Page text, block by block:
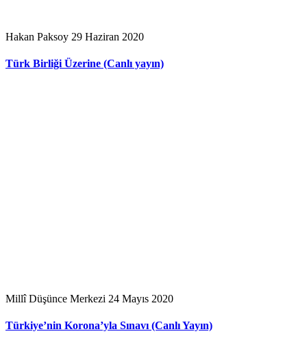
Hakan Paksoy 29 Haziran 2020
Türk Birliği Üzerine (Canlı yayın)
Millî Düşünce Merkezi 24 Mayıs 2020
Türkiye’nin Korona’yla Sınavı (Canlı Yayın)